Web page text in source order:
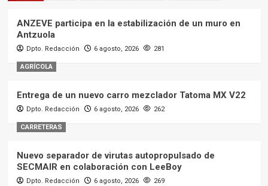
ANZEVE participa en la estabilización de un muro en
Antzuola
Dpto. Redacción 6 agosto, 2026 281
AGRÍCOLA
Entrega de un nuevo carro mezclador Tatoma MX V22
Dpto. Redacción 6 agosto, 2026 262
CARRETERAS
Nuevo separador de virutas autopropulsado de
SECMAIR en colaboración con LeeBoy
Dpto. Redacción 6 agosto, 2026 269